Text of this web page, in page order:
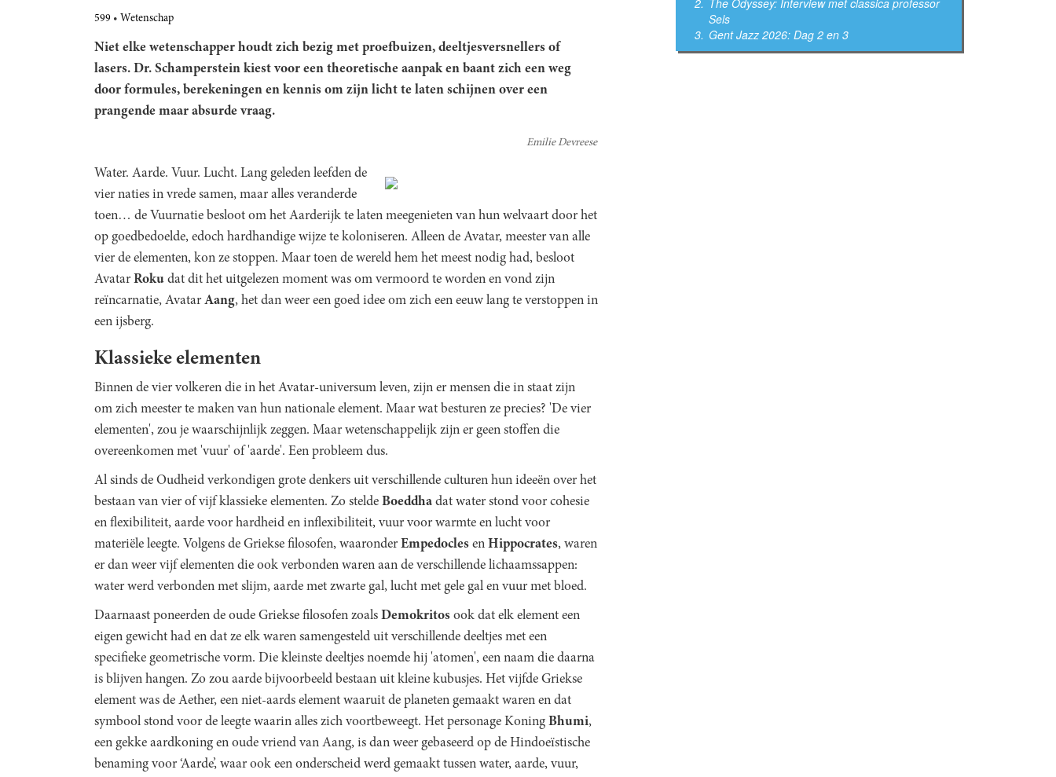
599 Wetenschap
Niet elke wetenschapper houdt zich bezig met proefbuizen, deeltjesversnellers of
lasers. Dr. Schamperstein kiest voor een theoretische aanpak en baant zich een weg
door formules, berekeningen en kennis om zijn licht te laten schijnen over een
prangende maar absurde vraag.
Emilie Devreese
Water. Aarde. Vuur. Lucht. Lang geleden leefden de
vier naties in vrede samen, maar alles veranderde
toen… de Vuurnatie besloot om het Aarderijk te laten meegenieten van hun welvaart door het
op goedbedoelde, edoch hardhandige wijze te koloniseren. Alleen de Avatar, meester van alle
vier de elementen, kon ze stoppen. Maar toen de wereld hem het meest nodig had, besloot
Avatar Roku dat dit het uitgelezen moment was om vermoord te worden en vond zijn
reïncarnatie, Avatar Aang, het dan weer een goed idee om zich een eeuw lang te verstoppen in
een ijsberg.
Klassieke elementen
Binnen de vier volkeren die in het Avatar-universum leven, zijn er mensen die in staat zijn
om zich meester te maken van hun nationale element. Maar wat besturen ze precies? 'De vier
elementen', zou je waarschijnlijk zeggen. Maar wetenschappelijk zijn er geen stoffen die
overeenkomen met 'vuur' of 'aarde'. Een probleem dus.
Al sinds de Oudheid verkondigen grote denkers uit verschillende culturen hun ideeën over het
bestaan van vier of vijf klassieke elementen. Zo stelde Boeddha dat water stond voor cohesie
en flexibiliteit, aarde voor hardheid en inflexibiliteit, vuur voor warmte en lucht voor
materiële leegte. Volgens de Griekse filosofen, waaronder Empedocles en Hippocrates, waren
er dan weer vijf elementen die ook verbonden waren aan de verschillende lichaamssappen:
water werd verbonden met slijm, aarde met zwarte gal, lucht met gele gal en vuur met bloed.
Daarnaast poneerden de oude Griekse filosofen zoals Demokritos ook dat elk element een
eigen gewicht had en dat ze elk waren samengesteld uit verschillende deeltjes met een
specifieke geometrische vorm. Die kleinste deeltjes noemde hij 'atomen', een naam die daarna
is blijven hangen. Zo zou aarde bijvoorbeeld bestaan uit kleine kubusjes. Het vijfde Griekse
element was de Aether, een niet-aards element waaruit de planeten gemaakt waren en dat
symbool stond voor de leegte waarin alles zich voortbeweegt. Het personage Koning Bhumi,
een gekke aardkoning en oude vriend van Aang, is dan weer gebaseerd op de Hindoeïstische
benaming voor ‘Aarde’, waar ook een onderscheid werd gemaakt tussen water, aarde, vuur,
Sels
Gent Jazz 2026: Dag 2 en 3